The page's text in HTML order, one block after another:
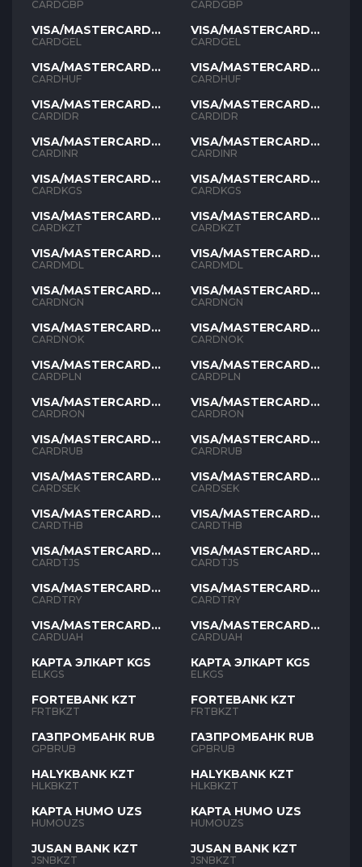
GBP
CARDGBP
VISA/MASTERCARD
GEL
CARDGEL
VISA/MASTERCARD
HUF
CARDHUF
VISA/MASTERCARD
IDR
CARDIDR
VISA/MASTERCARD
INR
CARDINR
VISA/MASTERCARD
KGS
CARDKGS
VISA/MASTERCARD
KZT
CARDKZT
VISA/MASTERCARD
MDL
CARDMDL
VISA/MASTERCARD
NGN
CARDNGN
VISA/MASTERCARD
NOK
CARDNOK
VISA/MASTERCARD
PLN
CARDPLN
VISA/MASTERCARD
RON
CARDRON
VISA/MASTERCARD
RUB
CARDRUB
VISA/MASTERCARD
SEK
CARDSEK
VISA/MASTERCARD
THB
CARDTHB
VISA/MASTERCARD
TJS
CARDTJS
VISA/MASTERCARD
TYR
CARDTRY
VISA/MASTERCARD
UAH
CARDUAH
КАРТА ЭЛКАРТ KGS
ELKGS
FORTEBANK KZT
FRTBKZT
ГАЗПРОМБАНК RUB
GPBRUB
HALYKBANK KZT
HLKBKZT
КАРТА HUMO UZS
HUMOUZS
JUSAN BANK KZT
JSNBKZT
GBP
CARDGBP
VISA/MASTERCARD
GEL
CARDGEL
VISA/MASTERCARD
HUF
CARDHUF
VISA/MASTERCARD
IDR
CARDIDR
VISA/MASTERCARD
INR
CARDINR
VISA/MASTERCARD
KGS
CARDKGS
VISA/MASTERCARD
KZT
CARDKZT
VISA/MASTERCARD
MDL
CARDMDL
VISA/MASTERCARD
NGN
CARDNGN
VISA/MASTERCARD
NOK
CARDNOK
VISA/MASTERCARD
PLN
CARDPLN
VISA/MASTERCARD
RON
CARDRON
VISA/MASTERCARD
RUB
CARDRUB
VISA/MASTERCARD
SEK
CARDSEK
VISA/MASTERCARD
THB
CARDTHB
VISA/MASTERCARD
TJS
CARDTJS
VISA/MASTERCARD
TYR
CARDTRY
VISA/MASTERCARD
UAH
CARDUAH
КАРТА ЭЛКАРТ KGS
ELKGS
FORTEBANK KZT
FRTBKZT
ГАЗПРОМБАНК RUB
GPBRUB
HALYKBANK KZT
HLKBKZT
КАРТА HUMO UZS
HUMOUZS
JUSAN BANK KZT
JSNBKZT